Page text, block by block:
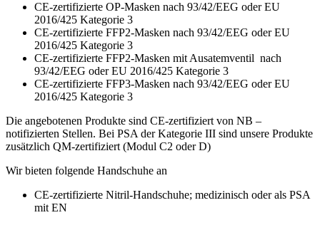
CE-zertifizierte OP-Masken nach 93/42/EEG oder EU
2016/425 Kategorie 3
CE-zertifizierte FFP2-Masken nach 93/42/EEG oder EU
2016/425 Kategorie 3
CE-zertifizierte FFP2-Masken mit Ausatemventil nach
93/42/EEG oder EU 2016/425 Kategorie 3
CE-zertifizierte FFP3-Masken nach 93/42/EEG oder EU
2016/425 Kategorie 3
Die angebotenen Produkte sind CE-zertifiziert von NB –
notifizierten Stellen. Bei PSA der Kategorie III sind unsere Produkte
zusätzlich QM-zertifiziert (Modul C2 oder D)
Wir bieten folgende Handschuhe an
CE-zertifizierte Nitril-Handschuhe; medizinisch oder als PSA
mit EN